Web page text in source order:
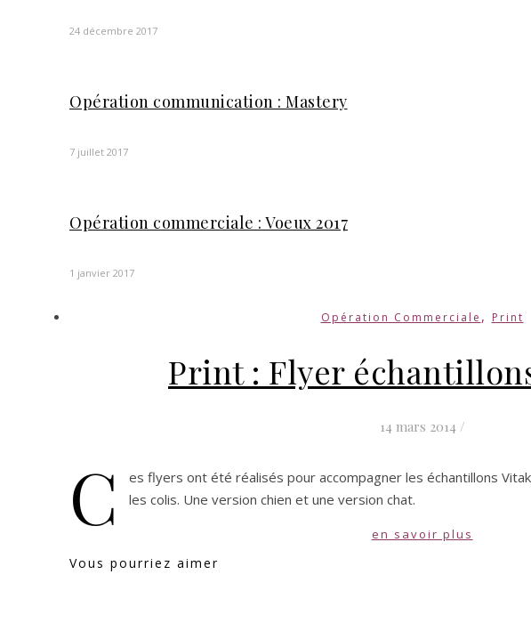
24 décembre 2017
Opération communication : Mastery
7 juillet 2017
Opération commerciale : Voeux 2017
1 janvier 2017
Opération Commerciale , Print
Print : Flyer
14 mars 2014 /
C
es flyers ont été réalisés pour accompagner les échantillons
les colis. Une version chien et une version chat.
en savoir plus
Vous pourriez aimer